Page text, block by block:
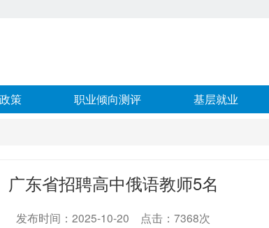
策 职业倾向测评 基层就业
广东省招聘高中俄语教师5名
发布时间：2025-10-20 点击：7368次